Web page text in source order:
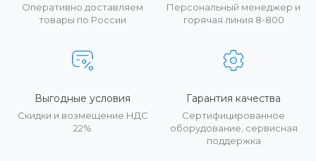
Оперативно доставляем
товары по России
Персональный менеджер и
горячая линия 8-800
Выгодные условия
Скидки и возмещение НДС
22%
Гарантия качества
Сертифицированное
оборудование, сервисная
поддержка